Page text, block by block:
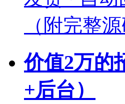
价值2万的
+后台）